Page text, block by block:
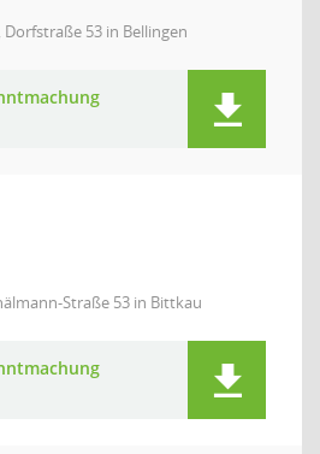
53 in Bellingen
Straße 53 in Bittkau